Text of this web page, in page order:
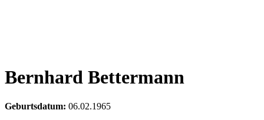
Bernhard Bettermann
Geburtsdatum: 06.02.1965